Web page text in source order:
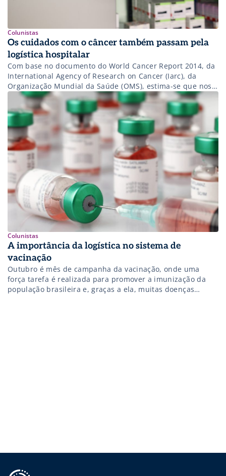
Colunistas
Os cuidados com o câncer também passam pela
logística hospitalar
Com base no documento do World Cancer Report 2014, da
International Agency of Research on Cancer (Iarc), da
Organização Mundial da Saúde (OMS), estima-se que nos
países em desenvolvimento, como o Brasil, as próximas
décadas revelem um impacto gigantesco do câncer sobre a
população, correspondendo a 80% dos mais de 20 milhões
de novos casos […]
Colunistas
A importância da logística no sistema de
vacinação
Outubro é mês de campanha da vacinação, onde uma
força tarefa é realizada para promover a imunização da
população brasileira e, graças a ela, muitas doenças